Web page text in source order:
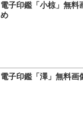
電子印鑑「小椋」無料
め
電子印鑑「澤」無料画